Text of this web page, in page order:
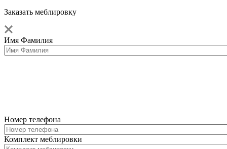
Заказать меблировку
Имя Фамилия
Номер телефона
Комплект меблировки